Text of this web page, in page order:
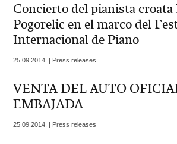
Concierto del pianista croata
Pogorelic en el marco del
Internacional de Piano
25.09.2014. | Press releases
VENTA DEL AUTO
EMBAJADA
25.09.2014. | Press releases